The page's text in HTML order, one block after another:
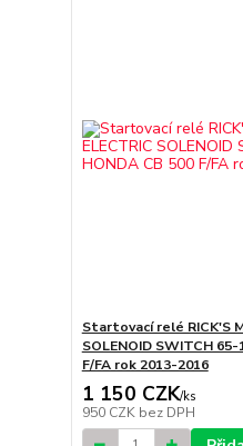
Startovací relé RICK'S
SOLENOID SWITCH
F/FA rok 2013-2016
1 150 CZK/ks
950 CZK bez DPH